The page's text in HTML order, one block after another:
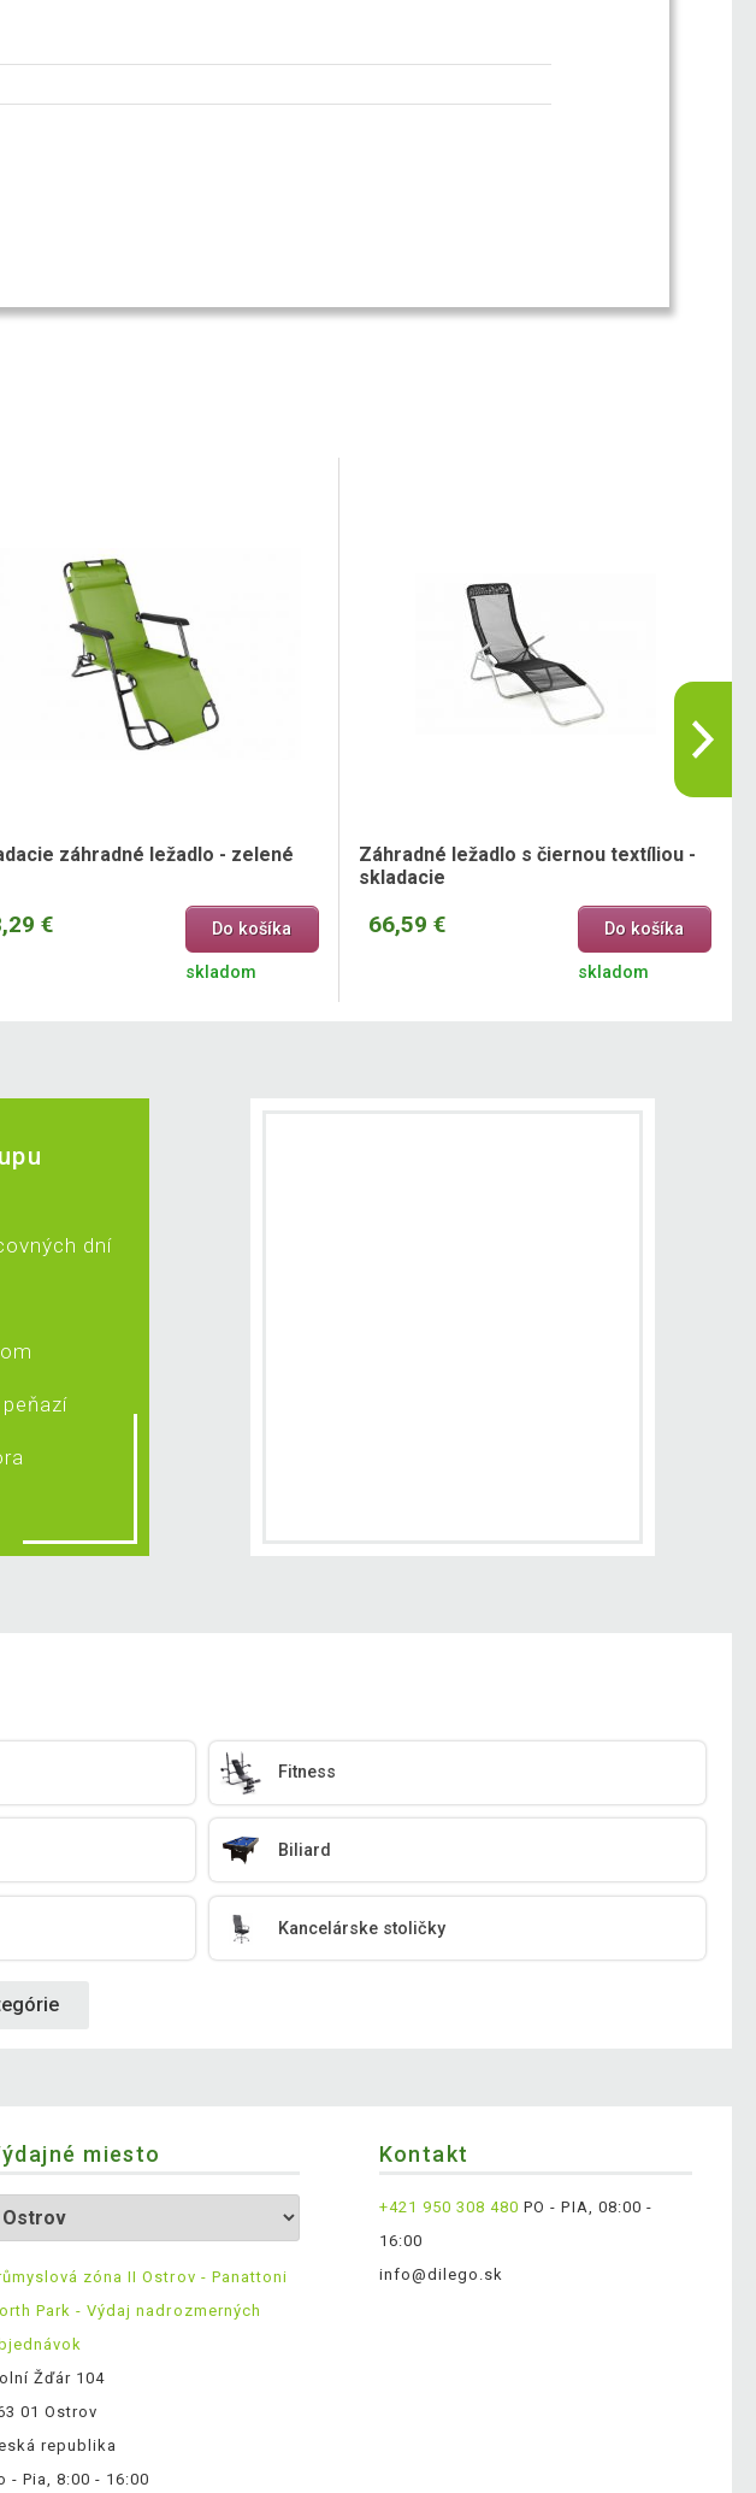
záhradné ležadlo - zelené
€ Do košíka
skladom
Záhradné ležadlo s čiernou textíliou -
skladacie
66,59 € Do košíka
skladom
dní
Fitness
Biliard
Kancelárske stoličky
miesto
zóna II Ostrov - Panattoni
Park - Výdaj nadrozmerných
Žďár 104
01 Ostrov
republika
- Pia, 8:00 - 16:00
Kontakt
+421 950 308 480 PO - PIA, 08:00 -
16:00
info@dilego.sk